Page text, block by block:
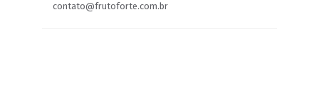
contato@frutoforte.com.br